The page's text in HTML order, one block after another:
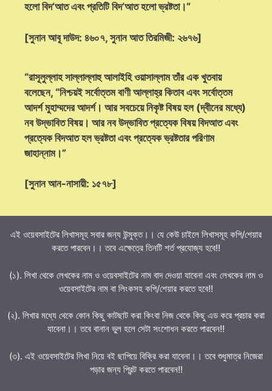
হলো বিদ‘আত এবং প্রতিটি বিদ‘আত হলো ভ্রষ্টতা।”
[সুনান আবূ দাউদ: ৪৬০৭, সুনান আত তিরমিজী: ২৬৭৬]
“রাসূলুল্লাহ সাল্লাল্লাহু আলাইহি ওয়াসাল্লাম তাঁর এক খুতবায়
বলেছেন, “নিশ্চয়ই সর্বোত্তম বাণী আল্লাহ্‌র কিতাব এবং সর্বোত্তম
আদর্শ মুহাম্মদের আদর্শ। আর সবচেয়ে নিকৃষ্ট বিষয় হল (দ্বীনের মধ্যে)
নব উদ্ভাবিত বিষয়। আর নব উদ্ভাবিত প্রত্যেক বিষয় বিদআত এবং
প্রত্যেক বিদআত হল ভ্রষ্টতা এবং প্রত্যেক ভ্রষ্টতার পরিণাম
জাহান্নাম।”
[সুনান আন-নাসায়ী: ১৫৭৮]
এই ওয়েবসাইটের লিখাসমূহ সবার জন্য উন্মুক্ত।। যে কেউ চাইলে লিখাসমূহ কপি/শেয়ার
করতে পারবেন।। তবে এক্ষেত্রে তিনটি শর্ত প্রযোজ্য হবে!!
(১). লিখা থেকে লেখকের নাম ও ওয়েবসাইটের নাম বাদ দেওয়া যাবেনা এবং লেখকের নাম ও
ওয়েবসাইটের নাম বা লিংকসহ কপি/শেয়ার করতে হবে!!
(২). লিখার মধ্যে থেকে কোন কিছু কাটছাট করা কিংবা নিজ থেকে কিছু এড করে প্রচার করা
যাবেনা।। তবে বানান ভুল হলে সেটা সংশোধন করতে পারবেন!!
(৩). এই ওয়েবসাইটের লিখা নিয়ে বই ছাপিয়ে বিক্রি করা যাবেনা।। তবে শুধুমাত্র নিজেরা
পড়ার জন্য প্রিন্ট করতে পারবেন!!